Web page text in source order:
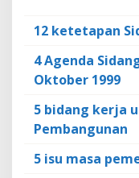
12 ketetapan
4 Agenda
Oktober 1999
5 bidang kerja
Pembangunan
5 isu masa